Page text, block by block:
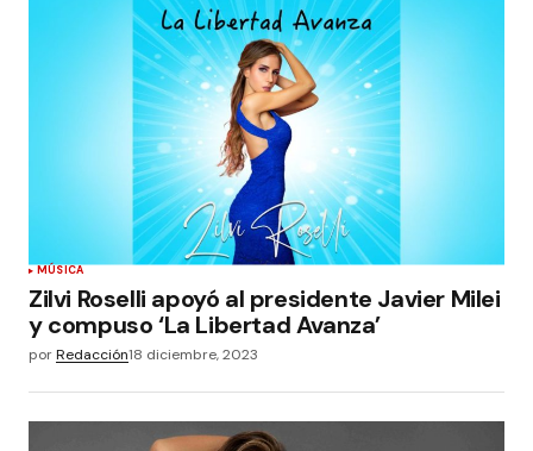
MÚSICA
Zilvi Roselli apoyó al presidente Javier Milei
y compuso ‘La Libertad Avanza’
porRedacción18 diciembre, 2023